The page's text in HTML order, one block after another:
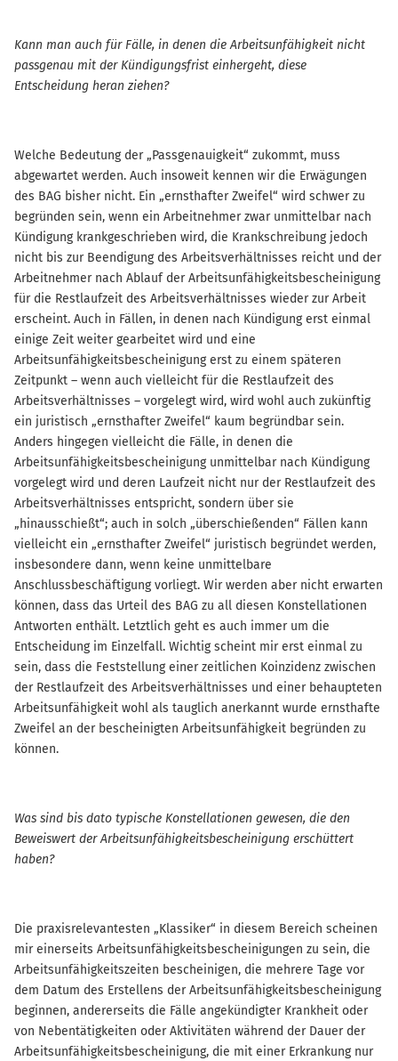
Kann man auch für Fälle, in denen die Arbeitsunfähigkeit nicht
passgenau mit der Kündigungsfrist einhergeht, diese
Entscheidung heran ziehen?
Welche Bedeutung der „Passgenauigkeit“ zukommt, muss
abgewartet werden. Auch insoweit kennen wir die Erwägungen
des BAG bisher nicht. Ein „ernsthafter Zweifel“ wird schwer zu
begründen sein, wenn ein Arbeitnehmer zwar unmittelbar nach
Kündigung krankgeschrieben wird, die Krankschreibung jedoch
nicht bis zur Beendigung des Arbeitsverhältnisses reicht und der
Arbeitnehmer nach Ablauf der Arbeitsunfähigkeitsbescheinigung
für die Restlaufzeit des Arbeitsverhältnisses wieder zur Arbeit
erscheint. Auch in Fällen, in denen nach Kündigung erst einmal
einige Zeit weiter gearbeitet wird und eine
Arbeitsunfähigkeitsbescheinigung erst zu einem späteren
Zeitpunkt – wenn auch vielleicht für die Restlaufzeit des
Arbeitsverhältnisses – vorgelegt wird, wird wohl auch zukünftig
ein juristisch „ernsthafter Zweifel“ kaum begründbar sein.
Anders hingegen vielleicht die Fälle, in denen die
Arbeitsunfähigkeitsbescheinigung unmittelbar nach Kündigung
vorgelegt wird und deren Laufzeit nicht nur der Restlaufzeit des
Arbeitsverhältnisses entspricht, sondern über sie
„hinausschießt“; auch in solch „überschießenden“ Fällen kann
vielleicht ein „ernsthafter Zweifel“ juristisch begründet werden,
insbesondere dann, wenn keine unmittelbare
Anschlussbeschäftigung vorliegt. Wir werden aber nicht erwarten
können, dass das Urteil des BAG zu all diesen Konstellationen
Antworten enthält. Letztlich geht es auch immer um die
Entscheidung im Einzelfall. Wichtig scheint mir erst einmal zu
sein, dass die Feststellung einer zeitlichen Koinzidenz zwischen
der Restlaufzeit des Arbeitsverhältnisses und einer behaupteten
Arbeitsunfähigkeit wohl als tauglich anerkannt wurde ernsthafte
Zweifel an der bescheinigten Arbeitsunfähigkeit begründen zu
können.
Was sind bis dato typische Konstellationen gewesen, die den
Beweiswert der Arbeitsunfähigkeitsbescheinigung erschüttert
haben?
Die praxisrelevantesten „Klassiker“ in diesem Bereich scheinen
mir einerseits Arbeitsunfähigkeitsbescheinigungen zu sein, die
Arbeitsunfähigkeitszeiten bescheinigen, die mehrere Tage vor
dem Datum des Erstellens der Arbeitsunfähigkeitsbescheinigung
beginnen, andererseits die Fälle angekündigter Krankheit oder
von Nebentätigkeiten oder Aktivitäten während der Dauer der
Arbeitsunfähigkeitsbescheinigung, die mit einer Erkrankung nur